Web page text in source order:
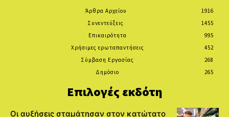
Άρθρα Αρχείου
1916
Συνεντεύξεις
1455
Επικαιρότητα
995
Χρήσιμες ερωταπαντήσεις
452
Σύμβαση Εργασίας
268
Δημόσιο
265
Επιλογές εκδότη
Οι αυξήσεις σταμάτησαν στον κατώτατο